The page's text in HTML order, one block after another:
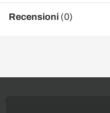
Recensioni (0)